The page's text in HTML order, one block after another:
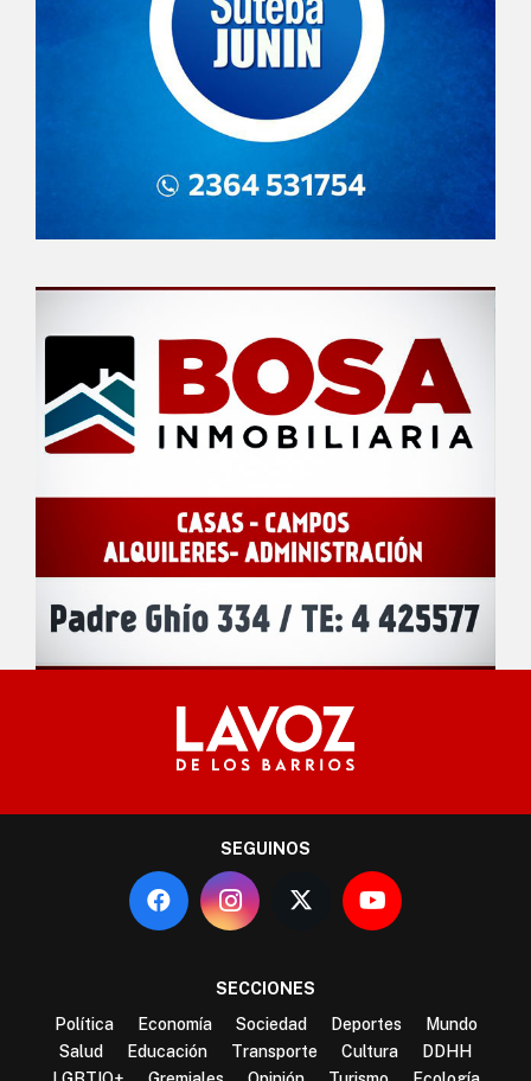
SEGUINOS
SECCIONES
Política
Economía Sociedad Deportes
Mundo
Salud
Educación Transporte Cultura
DDHH